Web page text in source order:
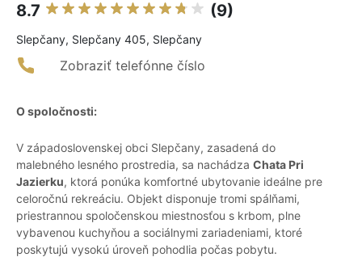
8.7 (9)
Slepčany, Slepčany 405, Slepčany
Zobraziť telefónne číslo
O spoločnosti:
V západoslovenskej obci Slepčany, zasadená do
malebného lesného prostredia, sa nachádza Chata Pri
Jazierku, ktorá ponúka komfortné ubytovanie ideálne pre
celoročnú rekreáciu. Objekt disponuje tromi spálňami,
priestrannou spoločenskou miestnosťou s krbom, plne
vybavenou kuchyňou a sociálnymi zariadeniami, ktoré
poskytujú vysokú úroveň pohodlia počas pobytu.